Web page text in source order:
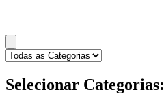
Selecionar Categorias: